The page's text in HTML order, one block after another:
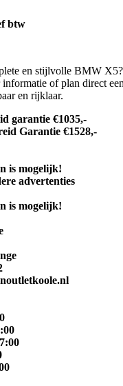
btw
en stijlvolle BMW
of plan direct
en rijklaar.
garantie €1035,-
Garantie €1528,-
is mogelijk!
advertenties
is mogelijk!